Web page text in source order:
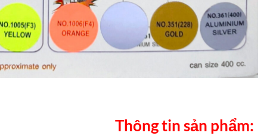
Thông tin sản phẩm: